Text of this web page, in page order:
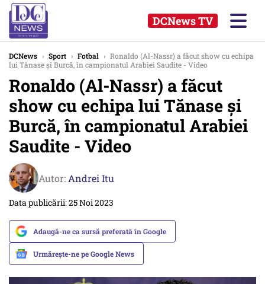
DCNews TV
DCNews › Sport › Fotbal › Ronaldo (Al-Nassr) a făcut show cu echipa
lui Tănase și Burcă, în campionatul Arabiei Saudite - Video
Ronaldo (Al-Nassr) a făcut
show cu echipa lui Tănase și
Burcă, în campionatul Arabiei
Saudite - Video
Autor: Andrei Itu
Data publicării: 25 Noi 2023
Adaugă-ne ca sursă preferată în Google
Urmărește-ne pe Google News